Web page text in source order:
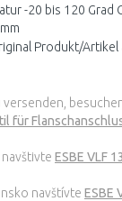
-20 bis 120 Grad
Produkt/Artikel
für
ESBE VLF
navštívte ESBE